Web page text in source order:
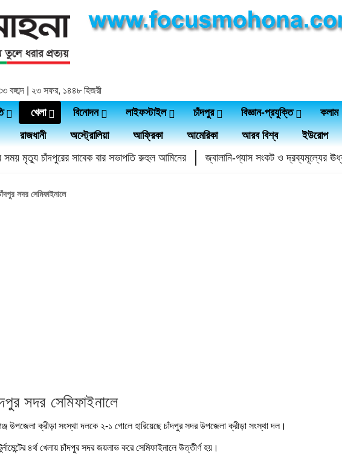
বঙ্গাব্দ | ২৩ সফর, ১৪৪৮ হিজরী
খেলা বিনোদন লাইফস্টাইল চাঁদপুর বিজ্ঞান-প্রযুক্তি কলাম
রাজধানী অস্ট্রোলিয়া আফ্রিকা আমেরিকা আরব বিশ্ব ইউরোপ
মৃত্যু চাঁদপুরের সাবেক বার সভাপতি রুহুল আমিনের জ্বালানি-গ্যাস সংকট ও দ্রব্যমূল্যের
সদর সেমিফাইনালে
সদর সেমিফাইনালে
উপজেলা ক্রীড়া সংস্থা দলকে ২-১ গোলে হারিয়েছে চাঁদপুর সদর উপজেলা ক্রীড়া সংস্থা দল।
৪র্থ খেলায় চাঁদপুর সদর জয়লাভ করে সেমিফাইনালে উত্তীর্ণ হয়।